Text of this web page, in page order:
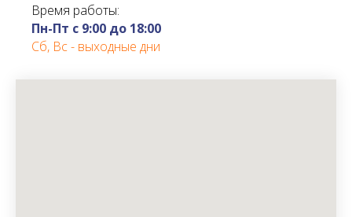
Время работы:
Пн-Пт с 9:00 до 18:00
Сб, Вс - выходные дни